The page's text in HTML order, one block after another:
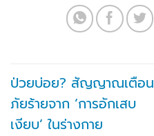
ป่วยบ่อย? สัญญาณเตือน
ภัยร้ายจาก ‘การอักเสบ
เงียบ’ ในร่างกาย